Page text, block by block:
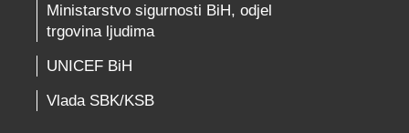
Ministarstvo sigurnosti BiH, odjel
trgovina ljudima
UNICEF BiH
Vlada SBK/KSB